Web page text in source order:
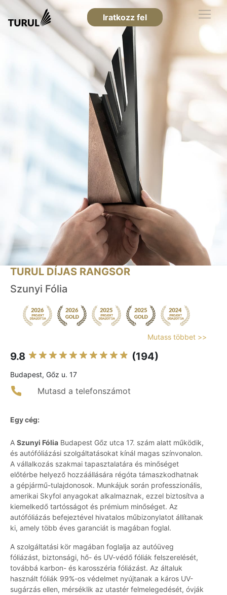
Iratkozz fel
TURUL DÍJAS RANGSOR
Szunyi Fólia
Mutass többet >>
9.8 (194)
Budapest, Gőz u. 17
Mutasd a telefonszámot
Egy cég:
A Szunyi Fólia Budapest Gőz utca 17. szám alatt működik,
és autófóliázási szolgáltatásokat kínál magas színvonalon.
A vállalkozás szakmai tapasztalatára és minőséget
előtérbe helyező hozzáállására régóta támaszkodhatnak
a gépjármű-tulajdonosok. Munkájuk során professzionális,
amerikai Skyfol anyagokat alkalmaznak, ezzel biztosítva a
kiemelkedő tartósságot és prémium minőséget. Az
autófóliázás befejeztével hivatalos műbizonylatot állítanak
ki, amely több éves garanciát is magában foglal.
A szolgáltatási kör magában foglalja az autóüveg
fóliázást, biztonsági, hő- és UV-védő fóliák felszerelését,
továbbá karbon- és karosszéria fóliázást. Az általuk
használt fóliák 99%-os védelmet nyújtanak a káros UV-
sugárzás ellen, mérséklik az utastér felmelegedését, óvják